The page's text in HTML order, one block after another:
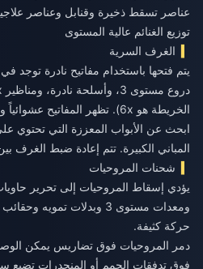
عناصر تسقط ذخيرة وقنابل وعناصر
توزيع الغنائم عالية المستوى
الغرف السرية
يتم فتحها باستخدام مفاتيح نادرة توجد
الخريطة هو 6x). تظهر المفاتيح عشوائياً وسط الغنائم.
ابحث عن الأبواب المعززة التي تحتوي
المباني الكبيرة. تتم إعادة ضبط الغرف
شحنات المروحيات
ومعدات مستوى 3 وبدلات
حركة كثيفة.
دمر المروحيات فوق تضاريس يمكن
فوق تدفقات الحمم أو المنحدرات تضيع